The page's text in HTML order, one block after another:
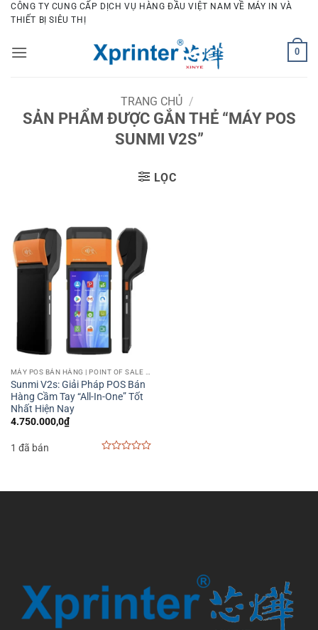
Bỏ
qua
dung
CÔNG TY CUNG CẤP DỊCH VỤ HÀNG ĐẦU VIỆT NAM VỀ MÁY IN VÀ
THIẾT BỊ SIÊU THỊ
0
TRANG CHỦ /
SẢN PHẨM ĐƯỢC GẮN THẺ “MÁY POS
SUNMI V2S”
LỌC
Sunmi V2s: Giải Pháp POS Bán
Hàng Cầm Tay “All-In-One” Tốt
Nhất Hiện Nay
4.750.000,0₫
1 đã bán
5